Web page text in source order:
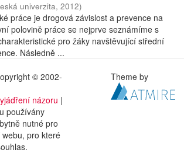
univerzita, 2012)
práce je drogová závislost a prevence na
polovině práce se nejprve seznámíme s
pro žáky navštěvující střední
Následně ...
© 2002-
názoru |
používány
nutné pro
pro které
Theme by